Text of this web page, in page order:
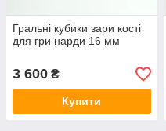
Гральні кубики зари кості
для гри нарди 16 мм
3 600 ₴
Купити